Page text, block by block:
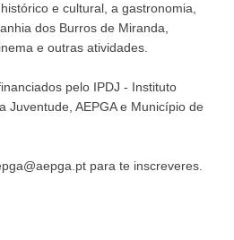
e cultural, a gastronomia,
dos Burros de Miranda,
e outras atividades.
pelo IPDJ - Instituto
Juventude, AEPGA e Município de
para te inscreveres.